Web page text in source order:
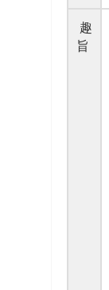
趣
旨